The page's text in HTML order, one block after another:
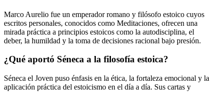
Marco Aurelio fue un emperador romano y filósofo estoico cuyos
escritos personales, conocidos como Meditaciones, ofrecen una
mirada práctica a principios estoicos como la autodisciplina, el
deber, la humildad y la toma de decisiones racional bajo presión.
¿Qué aportó Séneca a la filosofía estoica?
Séneca el Joven puso énfasis en la ética, la fortaleza emocional y la
aplicación práctica del estoicismo en el día a día. Sus cartas y